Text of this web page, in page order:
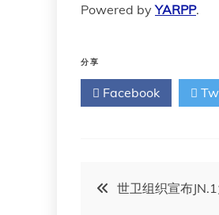
Powered byYARPP.
分享
Facebook
文
世卫组织宣布